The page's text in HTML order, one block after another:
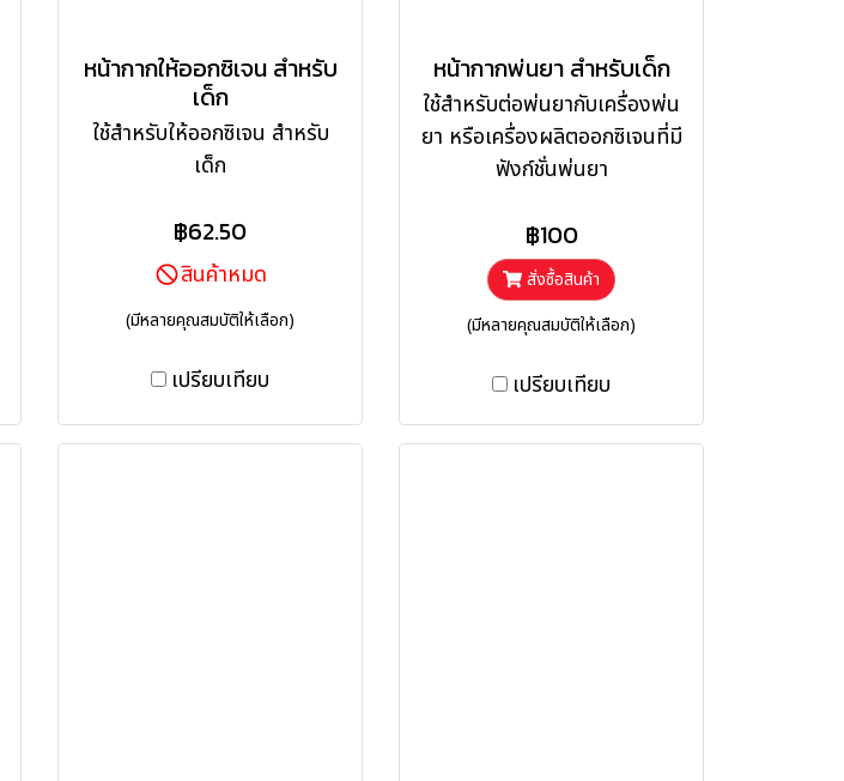
หน้ากากให้ออกซิเจน สำหรับ
เด็ก
ใช้สำหรับให้ออกซิเจน สำหรับ
เด็ก
฿62.50
สินค้าหมด
(มีหลายคุณสมบัติให้เลือก)
เปรียบเทียบ
หน้ากากพ่นยา สำหรับเด็ก
ใช้สำหรับต่อพ่นยากับเครื่องพ่น
ยา หรือเครื่องผลิตออกซิเจนที่มี
ฟังก์ชั่นพ่นยา
฿100
สั่งซื้อสินค้า
(มีหลายคุณสมบัติให้เลือก)
เปรียบเทียบ